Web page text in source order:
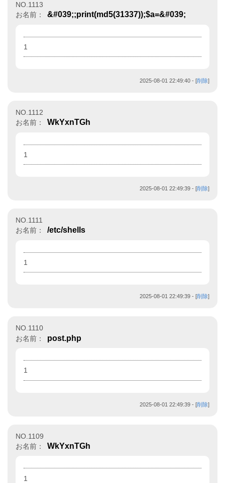
NO.1113
お名前：
&#039;;print(md5(31337));$a=&#039;
1
2025-08-01 22:49:40 - [削除]
NO.1112
お名前：
WkYxnTGh
1
2025-08-01 22:49:39 - [削除]
NO.1111
お名前：
/etc/shells
1
2025-08-01 22:49:39 - [削除]
NO.1110
お名前：
post.php
1
2025-08-01 22:49:39 - [削除]
NO.1109
お名前：
WkYxnTGh
1